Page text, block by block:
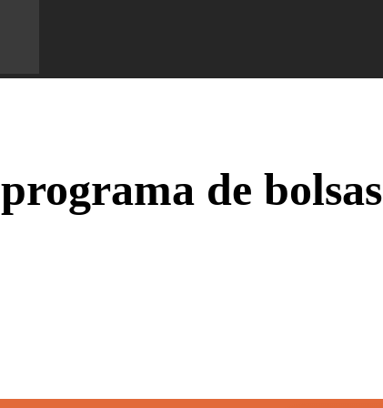
programa de bolsas